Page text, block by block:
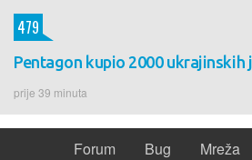
Pentagon kupio 2000 ukrajinskih
prije 39 minuta
479
Forum Bug Mreža